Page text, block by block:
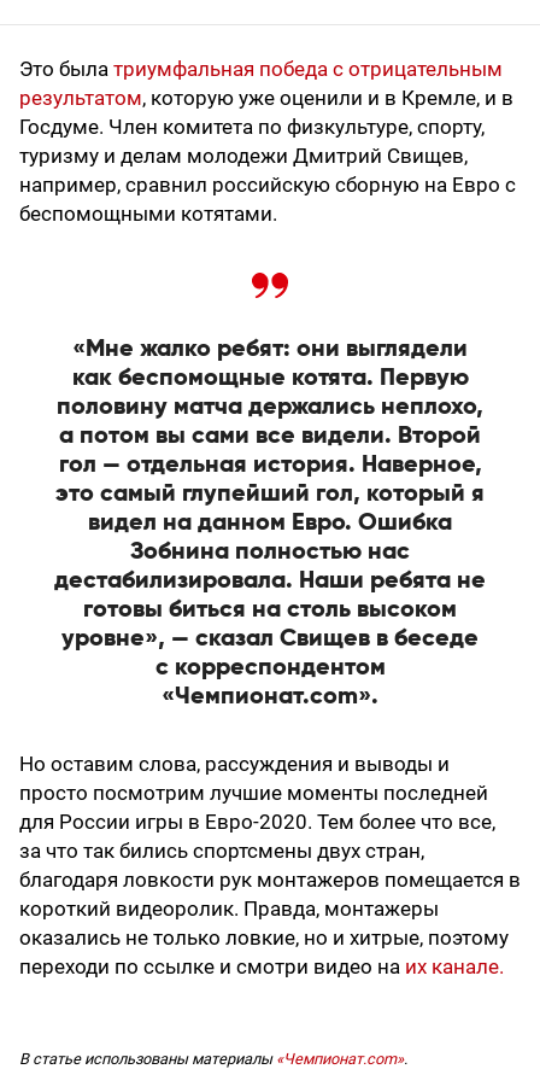
Это была триумфальная победа с отрицательным
результатом, которую уже оценили и в Кремле, и в
Госдуме. Член комитета по физкультуре, спорту,
туризму и делам молодежи Дмитрий Свищев,
например, сравнил российскую сборную на Евро с
беспомощными котятами.
«Мне жалко ребят: они выглядели
как беспомощные котята. Первую
половину матча держались неплохо,
а потом вы сами все видели. Второй
гол — отдельная история. Наверное,
это самый глупейший гол, который я
видел на данном Евро. Ошибка
Зобнина полностью нас
дестабилизировала. Наши ребята не
готовы биться на столь высоком
уровне», — сказал Свищев в беседе
с корреспондентом
«Чемпионат.com».
Но оставим слова, рассуждения и выводы и
просто посмотрим лучшие моменты последней
для России игры в Евро-2020. Тем более что все,
за что так бились спортсмены двух стран,
благодаря ловкости рук монтажеров помещается в
короткий видеоролик. Правда, монтажеры
оказались не только ловкие, но и хитрые, поэтому
переходи по ссылке и смотри видео на их канале.
В статье использованы материалы «Чемпионат.com».